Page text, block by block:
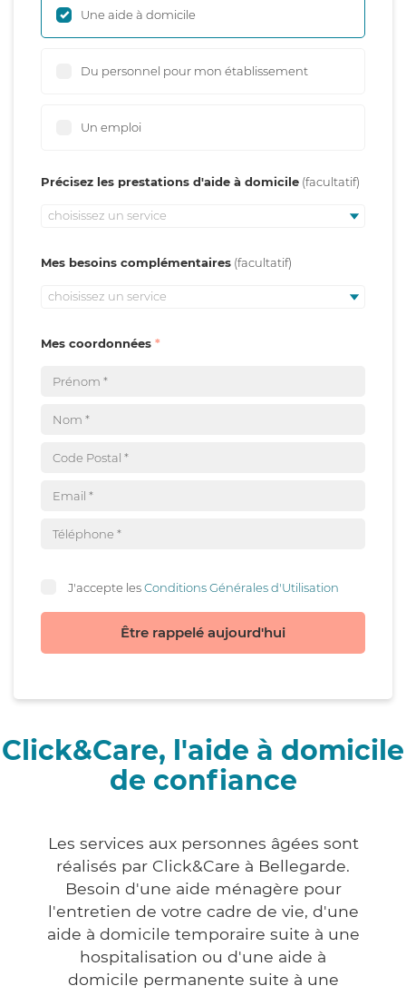
Une aide à domicile
Du personnel pour mon établissement
Un emploi
Précisez les prestations d'aide à domicile
choisissez un service
Mes besoins complémentaires
choisissez un service
Mes coordonnées
J'accepte lesConditions Générales d'Utilisation
Être rappelé aujourd'hui
Click&Care, l'aide à domicile
de confiance
Les services aux personnes âgées sont
réalisés par Click&Care à Bellegarde.
Besoin d'une aide ménagère pour
l'entretien de votre cadre de vie, d'une
aide à domicile temporaire suite à une
hospitalisation ou d'une aide à
domicile permanente suite à une